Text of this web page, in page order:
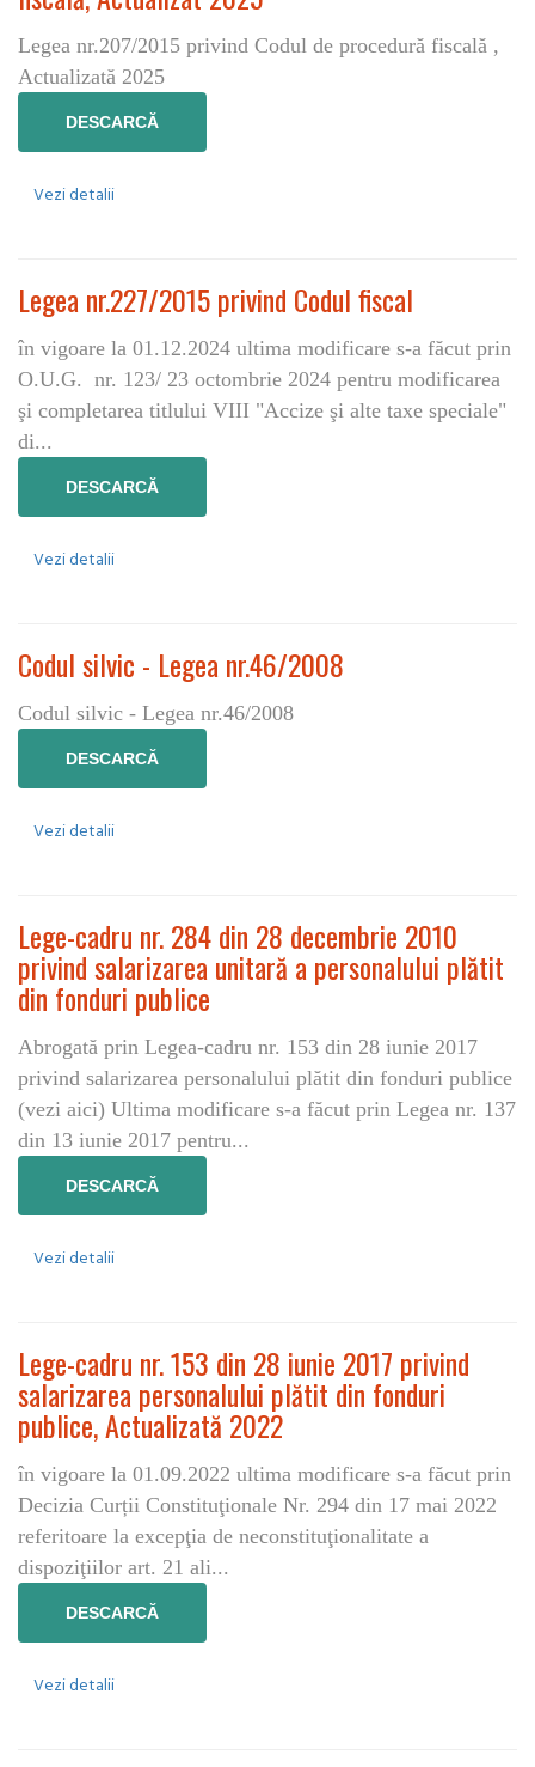
Legea nr.207/2015 privind Codul de procedură fiscală ,
Actualizată 2025
DESCARCĂ
Vezi detalii
Legea nr.227/2015 privind Codul fiscal
în vigoare la 01.12.2024 ultima modificare s-a făcut prin
O.U.G. nr. 123/ 23 octombrie 2024 pentru modificarea
şi completarea titlului VIII "Accize şi alte taxe speciale"
di...
DESCARCĂ
Vezi detalii
Codul silvic - Legea nr.46/2008
Codul silvic - Legea nr.46/2008
DESCARCĂ
Vezi detalii
Lege-cadru nr. 284 din 28 decembrie 2010
privind salarizarea unitară a personalului plătit
din fonduri publice
Abrogată prin Legea-cadru nr. 153 din 28 iunie 2017
privind salarizarea personalului plătit din fonduri publice
(vezi aici) Ultima modificare s-a făcut prin Legea nr. 137
din 13 iunie 2017 pentru...
DESCARCĂ
Vezi detalii
Lege-cadru nr. 153 din 28 iunie 2017 privind
salarizarea personalului plătit din fonduri
publice, Actualizată 2022
în vigoare la 01.09.2022 ultima modificare s-a făcut prin
Decizia Curții Constituţionale Nr. 294 din 17 mai 2022
referitoare la excepţia de neconstituţionalitate a
dispoziţiilor art. 21 ali...
DESCARCĂ
Vezi detalii